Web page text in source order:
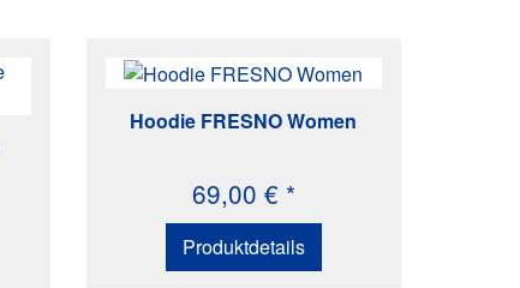
Hoodie FRESNO Women
69,00 € *
Produktdetails